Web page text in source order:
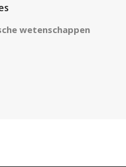
wetenschappen